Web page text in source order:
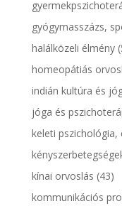
gyógymasszázs,
halálközeli élmény
homeopátiás
indián kultúra és
jóga és
keleti pszichológia,
kínai orvoslás (43)
kommunikációs